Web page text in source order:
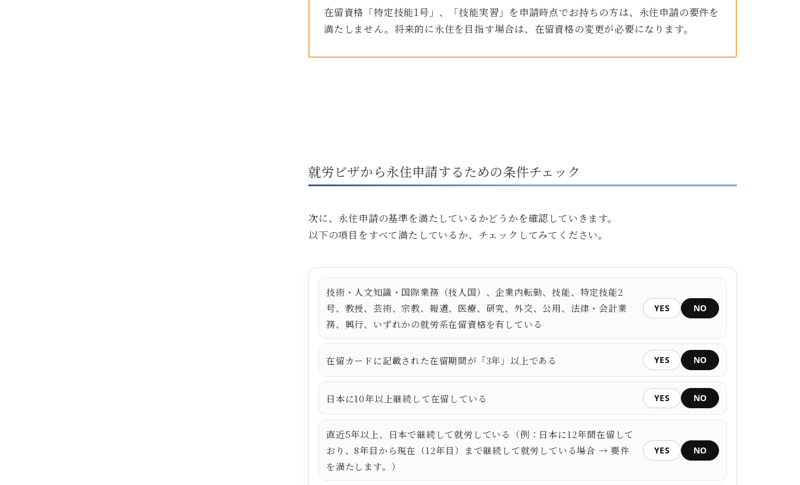
在留資格「特定技能1号」、「技能実習」を申請時点でお持ちの方は、永住申請の要件を
満たしません。将来的に永住を目指す場合は、在留資格の変更が必要になります。
就労ビザから永住申請するための条件チェック
次に、永住申請の基準を満たしているかどうかを確認していきます。
以下の項目をすべて満たしているか、チェックしてみてください。
技術・人文知識・国際業務（技人国）、企業内転勤、技能、特定技能2
号、教授、芸術、宗教、報道、医療、研究、外交、公用、法律・会計業
務、興行、いずれかの就労系在留資格を有している
YES NO
在留カードに記載された在留期間が「3年」以上である YES NO
日本に10年以上継続して在留している YES NO
直近5年以上、日本で継続して就労している（例：日本に12年間在留して
おり、8年目から現在（12年目）まで継続して就労している場合 → 要件
を満たします。）
YES NO